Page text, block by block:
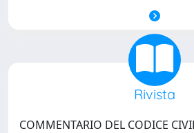
Rivista
COMMENTARIO DEL CODICE